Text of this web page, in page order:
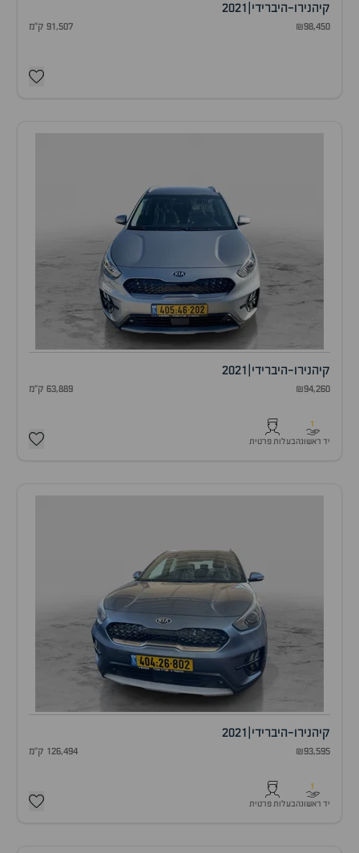
קיהנירו-היברידי 2021
₪98,450 91,507 ק"מ
קיהנירו-היברידי 2021
₪94,260 63,889 ק"מ
1
יד ראשונהבעלות פרטית
קיהנירו-היברידי 2021
₪93,595 126,494 ק"מ
1
יד ראשונהבעלות פרטית